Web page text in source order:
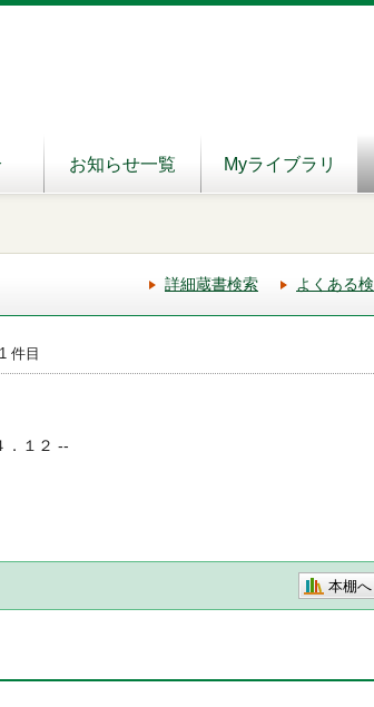
お知らせ一覧 Myライブラリ
詳細蔵書検索 よくある
件目
．１２ --
本棚へ